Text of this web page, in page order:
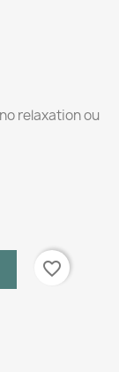
relaxation ou
favorite_border